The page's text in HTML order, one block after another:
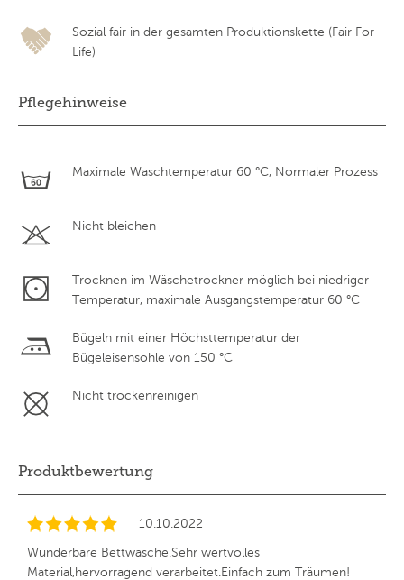
Sozial fair in der gesamten Produktionskette (Fair For
Life)
Pflegehinweise
Maximale Waschtemperatur 60 °C, Normaler Prozess
Nicht bleichen
Trocknen im Wäschetrockner möglich bei niedriger
Temperatur, maximale Ausgangstemperatur 60 °C
Bügeln mit einer Höchsttemperatur der
Bügeleisensohle von 150 °C
Nicht trockenreinigen
Produktbewertung
10.10.2022
Wunderbare Bettwäsche.Sehr wertvolles
Material,hervorragend verarbeitet.Einfach zum Träumen!